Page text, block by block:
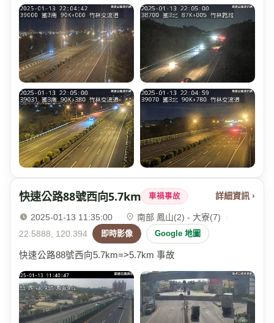
快速公路88號西向5.7km 車禍事故 詳細資訊 ›
2025-01-13 11:35:00 · 南部 鳳山(2) - 大寮(7)
·
22.5888, 120.394
即時影像 Google 地圖
快速公路88號西向5.7km=>5.7km 事故